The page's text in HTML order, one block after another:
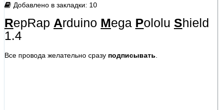
Добавлено в закладки: 10
RepRap Arduino Mega Pololu Shield
1.4
Все провода желательно сразу подписывать